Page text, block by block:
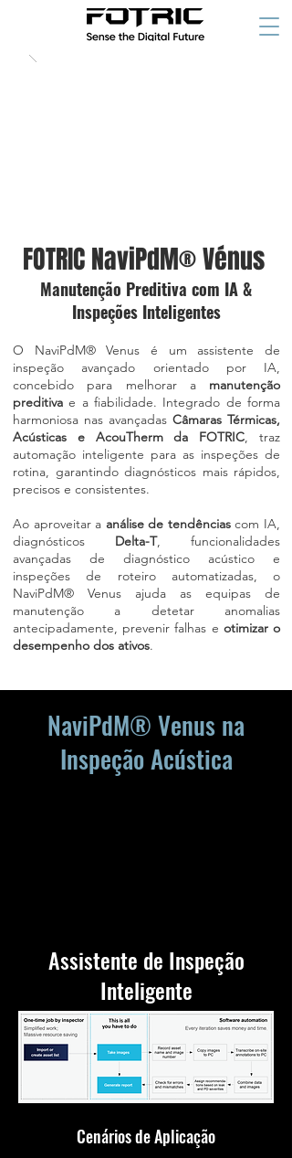
FOTRIC NaviPdM® Vénus
Manutenção Preditiva com IA &
Inspeções Inteligentes
O NaviPdM® Venus é um assistente de
inspeção avançado orientado por IA,
concebido para melhorar a manutenção
preditiva e a fiabilidade. Integrado de forma
harmoniosa nas avançadas Câmaras Térmicas,
Acústicas e AcouTherm da FOTRIC, traz
automação inteligente para as inspeções de
rotina, garantindo diagnósticos mais rápidos,
precisos e consistentes.
Ao aproveitar a análise de tendênciascom IA,
diagnósticos Delta-T, funcionalidades
avançadas de diagnóstico acústico e
inspeções de roteiro automatizadas, o
NaviPdM® Venus ajuda as equipas de
manutenção a detetar anomalias
antecipadamente, prevenir falhas e otimizar o
desempenho dos ativos.
NaviPdM® Venus na
Inspeção Acústica
Assistente de Inspeção
Inteligente
Cenários de Aplicação